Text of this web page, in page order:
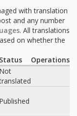
with translation
and any number
. All translations
on whether the
Status
Operations
Not
Published